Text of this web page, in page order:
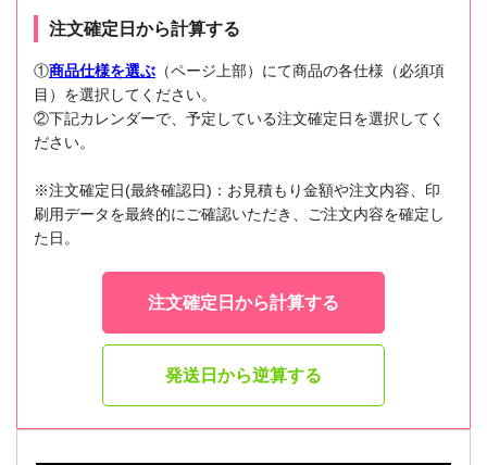
注文確定日から計算する
①商品仕様を選ぶ （ページ上部）にて商品の各仕様（必須項
目）を選択してください。
②下記カレンダーで、予定している注文確定日を選択してく
ださい。
※注文確定日(最終確認日)：お見積もり金額や注文内容、印
刷用データを最終的にご確認いただき、ご注文内容を確定し
た日。
注文確定日から計算する
発送日から逆算する